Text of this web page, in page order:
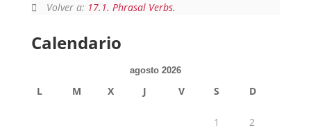
Volver a: 17.1. Phrasal Verbs.
Calendario
agosto 2026
L M X J V S D
1 2